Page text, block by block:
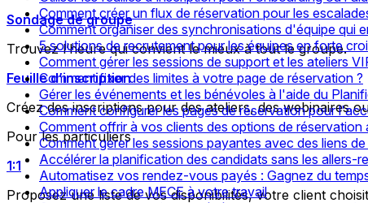
Sondage de groupe
Trouvez l’heure qui convient le mieux à tout le groupe.
Feuille d’inscription
Créez des inscriptions pour des ateliers, des webinaires
Pour les particuliers
1:1
Proposez une liste de vos disponibilités, votre client
Comment créer un flux de réservation pour les
Comment organiser des synchronisations d'équipe qui
5 solutions de recrutement pour les équipes en forte
Comment gérer les sessions de support et les ateliers
Comment fixer des limites à votre page de réservation ?
Gérer les événements et les bénévoles à l'aide du
Comment configurer les pages de réservation pour
Comment offrir à vos clients des options de
Comment gérer les sessions payantes avec des liens
Accélérer la planification des candidats sans les allers-
Automatisez vos rendez-vous payés : Gagnez du
Appliquer le cadre MECE à votre travail